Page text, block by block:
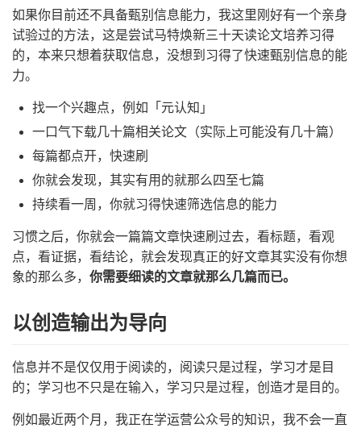
如果你目前还不具备甄别信息能力，我这里刚好有一个亲身
试验过的方法，这是尝试马特焕新三十天读论文培养习得
的，本来只想着获取信息，没想到习得了快速甄别信息的能
力。
找一个兴趣点，例如「元认知」
一口气下载几十篇相关论文（实际上可能没有几十篇）
每篇都点开，快速刷
你就会发现，其实有用的就那么四至七篇
持续看一周，你就习得快速筛选信息的能力
习惯之后，你就会一篇篇文章快速刷过去，看标题，看观
点，看证据，看结论，就会发现真正的好文章其实没有你想
象的那么多， 你需要细读的文章就那么几篇而已。
以创造输出为导向
信息并不是仅仅用于阅读的，阅读只是过程，学习才是目
的；学习也不只是在输入，学习只是过程，创造才是目的。
例如最近两个月，我正在学运营公众号的知识，我不会一直